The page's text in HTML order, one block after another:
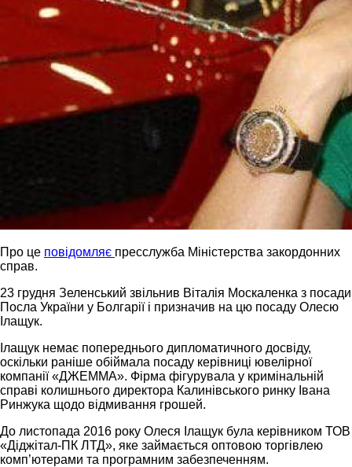
Про це повідомляє пресслужба Міністерства закордонних
справ.
23 грудня Зеленський звільнив Віталія Москаленка з посади
Посла України у Болгарії і призначив на цю посаду Олесю
Ілащук.
Ілащук немає попереднього дипломатичного досвіду,
оскільки раніше обіймала посаду керівниці ювелірної
компанії «ДЖЕММА». Фірма фігурувала у кримінальній
справі колишнього директора Калинівського ринку Івана
Ринжука щодо відмивання грошей.
До листопада 2016 року Олеся Ілащук була керівником ТОВ
«Діджітал-ПК ЛТД», яке займається оптовою торгівлею
комп’ютерами та програмним забезпеченням.